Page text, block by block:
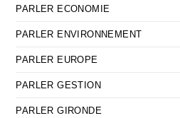
PARLER ECONOMIE
PARLER ENVIRONNEMENT
PARLER EUROPE
PARLER GESTION
PARLER GIRONDE